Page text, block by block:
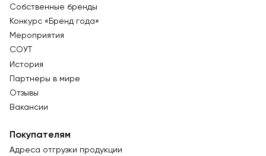
Собственные бренды
Конкурс «Бренд года»
Мероприятия
СОУТ
История
Партнеры в мире
Отзывы
Вакансии
Покупателям
Адреса отгрузки продукции